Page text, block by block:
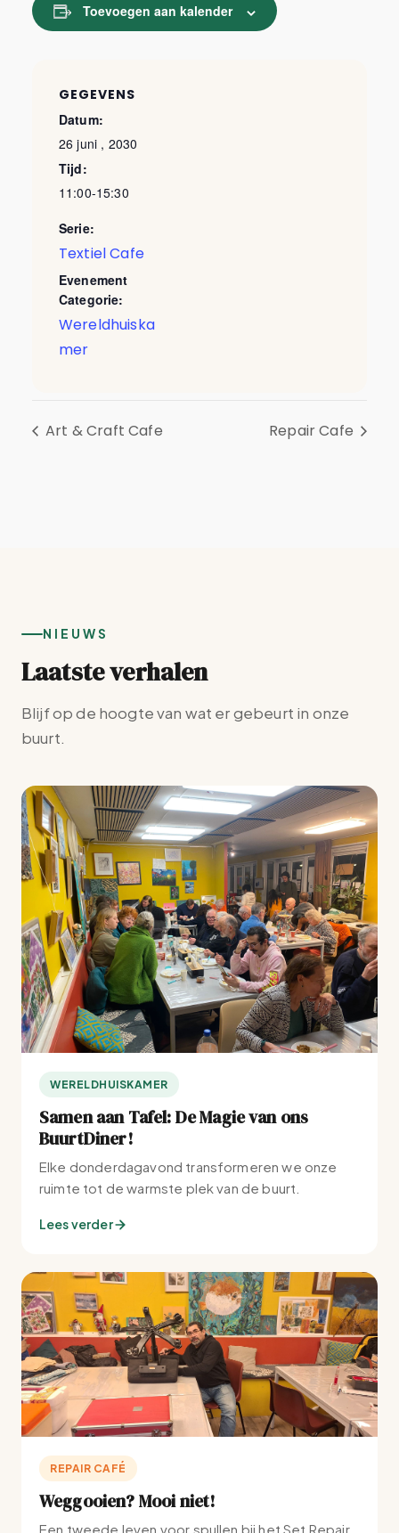
Toevoegen aan kalender
GEGEVENS
Datum:
26 juni , 2030
Tijd:
11:00-15:30
Serie:
Textiel Cafe
Evenement
Categorie:
Wereldhuiska
mer
Art & Craft Cafe Repair Cafe
NIEUWS
Laatste verhalen
Blijf op de hoogte van wat er gebeurt in onze
buurt.
WERELDHUISKAMER
Samen aan Tafel: De Magie van ons
BuurtDiner!
Elke donderdagavond transformeren we onze
ruimte tot de warmste plek van de buurt.
Lees verder
REPAIR CAFÉ
Weggooien? Mooi niet!
Een tweede leven voor spullen bij het Set Repair